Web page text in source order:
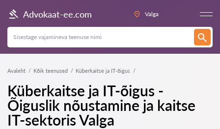
Advokaat-ee.com Valga
Avaleht Kõik teenused Küberkaitse ja IT-õigus
Küberkaitse ja IT-õigus -
Õiguslik nõustamine ja kaitse
IT-sektoris Valga